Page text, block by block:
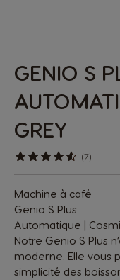
GENIO S
GREY
(7)
Machine à café
Genio S Plus
Automatique |
Notre Genio S Plus
moderne. Elle vous
simplicité des